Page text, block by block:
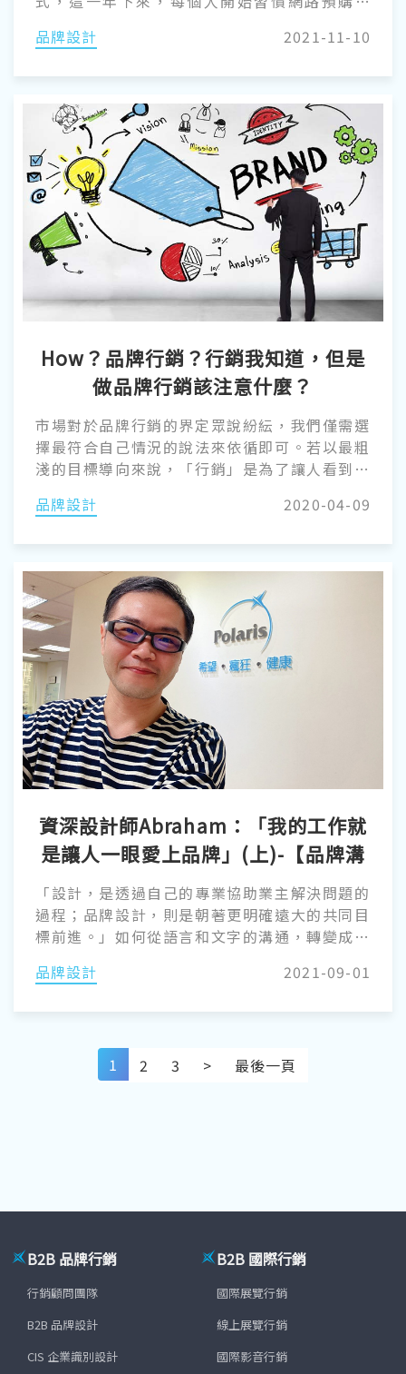
制、視訊學程或會議等等，疫情帶動的數位習慣
推行的目標。轉型得宜的企業能助攻品牌在這波
風口浪尖逆風而上、業績翻倍；反之，則可能被
孤立於數位行銷之外，使得品牌能見度越趨疲
弱，而無法擺脫行銷成本加大，卻不見效果的惡
性循環中。這篇，將透過「 點線面 ─ 網站架
構、使用者體驗、SEO演算法 」 三個切入點，教
你在開始數位行銷之前，就能透過自我審查 ─ 「
網站 」是否具備良好及健康的數位體質？
品牌設計 2021-11-10
How？品牌行銷？行銷我知道，但是
做品牌行銷該注意什麼？
市場對於品牌行銷的界定眾說紛紜，我們僅需選
擇最符合自己情況的說法來依循即可。若以最粗
淺的目標導向來說，「行銷」是為了讓人看到你
的市場環境中，成為消費者決定非你不可的關
品牌設計 2020-04-09
資深設計師Abraham：「我的工作就
是讓人一眼愛上品牌」(上)-【品牌溝
通術】
「設計，是透過自己的專業協助業主解決問題的
過程；品牌設計，則是朝著更明確遠大的共同目
標前進。」如何從語言和文字的溝通，轉變成用
又是什麼？這次我們邀請到普拉瑞斯資深品牌設
品牌設計 2021-09-01
1 2 3 > 最後一頁
B2B 品牌行銷
行銷顧問團隊
B2B 品牌設計
CIS 企業識別設計
B2B 國際行銷
國際展覽行銷
線上展覽行銷
國際影音行銷